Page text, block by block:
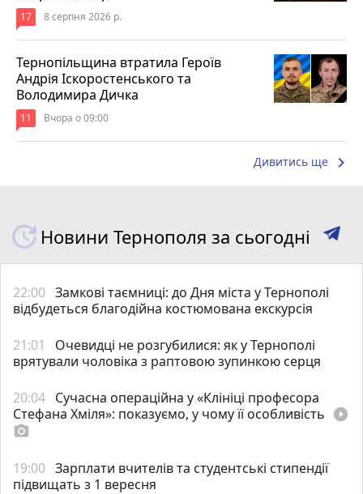
17 8 серпня 2026 р.
Тернопільщина втратила Героїв
Андрія Іскоростенського та
Володимира Дичка
11 Вчора о 09:00
Дивитись ще keyboard_arrow_right
Новини Тернополя за сьогодні
22:00 Замкові таємниці: до Дня міста у Тернополі
відбудеться благодійна костюмована екскурсія
21:01
Очевидці не розгубилися: як у Тернополі
врятували чоловіка з раптовою зупинкою серця
20:04 Сучасна операційна у «Клініці професора
Стефана Хміля»: показуємо, у чому її особливість play_circle_filled
photo_camera
19:00 Зарплати вчителів та студентські стипендії
підвищать з 1 вересня